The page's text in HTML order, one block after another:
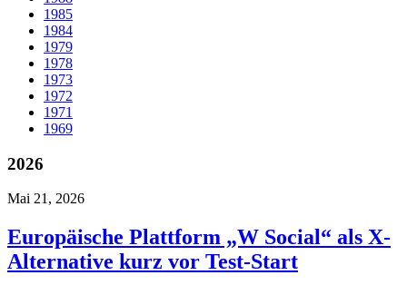
1985
1984
1979
1978
1973
1972
1971
1969
2026
Mai 21, 2026
Europäische Plattform „W Social“ als X-
Alternative kurz vor Test-Start